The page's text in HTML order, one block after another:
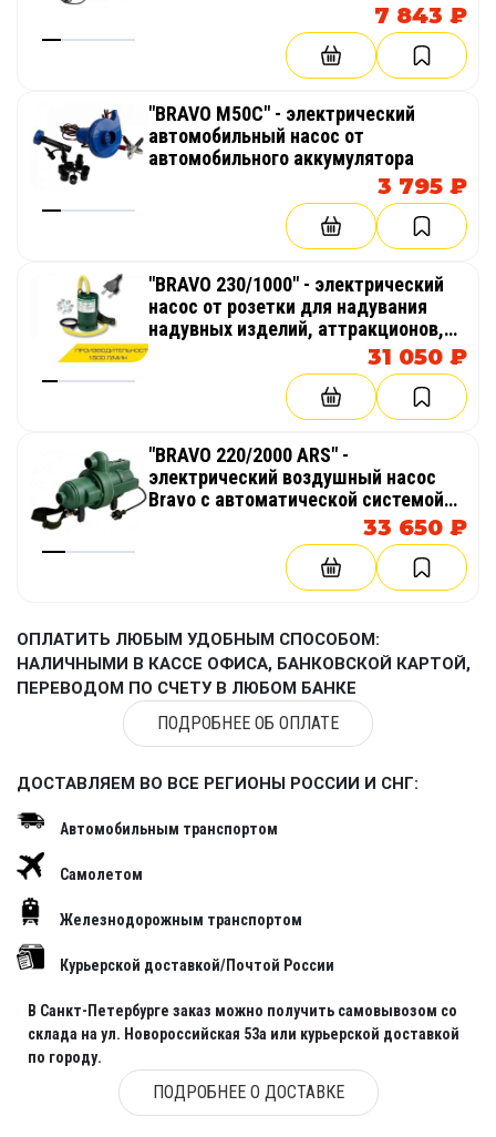
7 843 ₽
"BRAVO M50C" - электрический
автомобильный насос от
автомобильного аккумулятора
3 795 ₽
"BRAVO 230/1000" - электрический
насос от розетки для надувания
надувных изделий, аттракционов,
31 050 ₽
"BRAVO 220/2000 ARS" -
электрический воздушный насос
Bravo с автоматической системой
поддержания давления в надувном
изделие, пневмокаркасной палатке
33 650 ₽
ОПЛАТИТЬ ЛЮБЫМ УДОБНЫМ СПОСОБОМ:
НАЛИЧНЫМИ В КАССЕ ОФИСА, БАНКОВСКОЙ КАРТОЙ,
ПЕРЕВОДОМ ПО СЧЕТУ В ЛЮБОМ БАНКЕ
ПОДРОБНЕЕ ОБ ОПЛАТЕ
ДОСТАВЛЯЕМ ВО ВСЕ РЕГИОНЫ РОССИИ И СНГ:
Автомобильным транспортом
Самолетом
Железнодорожным транспортом
Курьерской доставкой/Почтой России
В Санкт-Петербурге заказ можно получить самовывозом со
склада на ул. Новороссийская 53а или курьерской доставкой
по городу.
ПОДРОБНЕЕ О ДОСТАВКЕ